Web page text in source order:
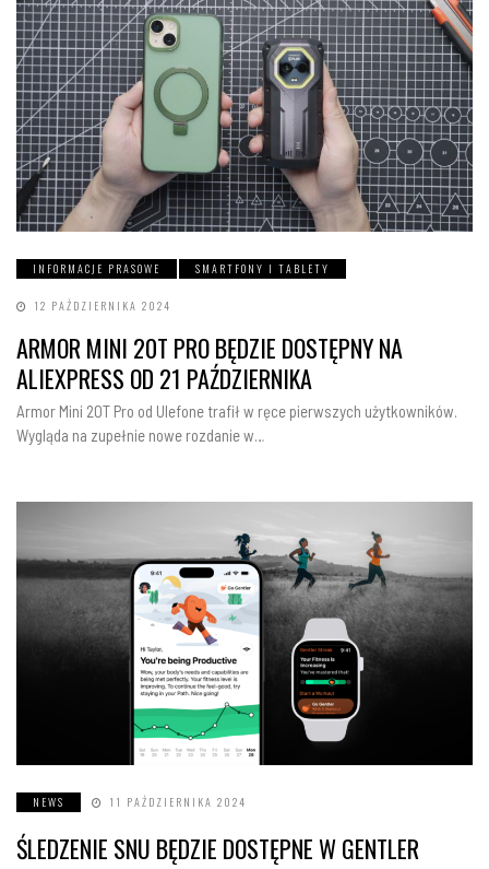
INFORMACJE PRASOWE SMARTFONY I TABLETY
12 PAŹDZIERNIKA 2024
ARMOR MINI 20T PRO BĘDZIE DOSTĘPNY NA
ALIEXPRESS OD 21 PAŹDZIERNIKA
Armor Mini 20T Pro od Ulefone trafił w ręce pierwszych użytkowników.
Wygląda na zupełnie nowe rozdanie w…
NEWS 11 PAŹDZIERNIKA 2024
ŚLEDZENIE SNU BĘDZIE DOSTĘPNE W GENTLER